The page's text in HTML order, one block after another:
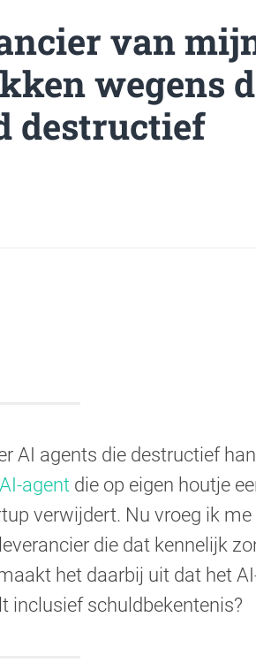
van
wegens
destructief
AI agents die destructief
agent die op eigen houtje
verwijdert. Nu vroeg ik me
die dat kennelijk
het daarbij uit dat het
inclusief schuldbekentenis?